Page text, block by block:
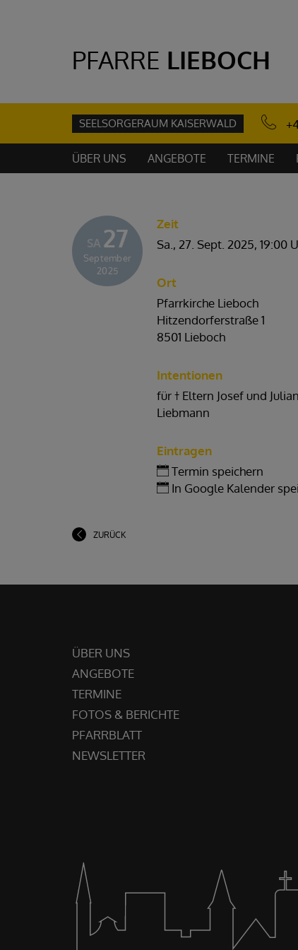
PFARRE LIEBOCH
SEELSORGERAUM KAISERWALD
ÜBER UNS ANGEBOTE TERMINE
SA 27
September
2025
Zeit
Sa., 27. Sept. 2025, 19:00
Ort
Pfarrkirche Lieboch
Hitzendorferstraße 1
8501 Lieboch
Intentionen
für † Eltern Josef und
Liebmann
Eintragen
Termin speichern
In Google Kalender
ZURÜCK
ÜBER UNS
ANGEBOTE
TERMINE
FOTOS & BERICHTE
PFARRBLATT
NEWSLETTER